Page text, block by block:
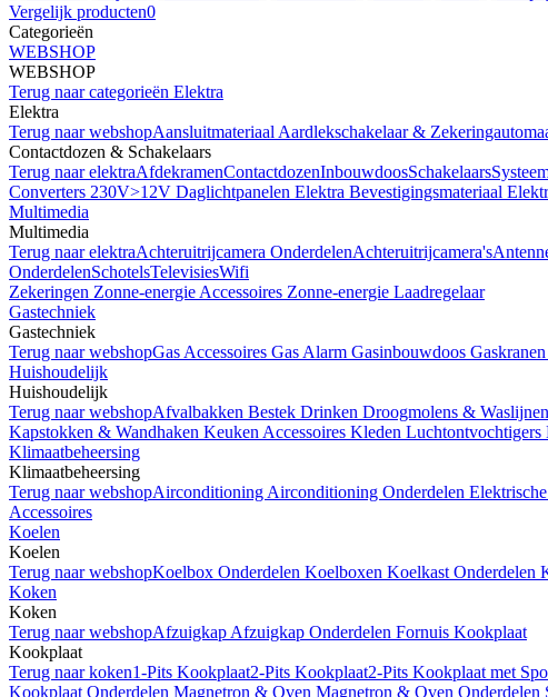
Vergelijk producten0
Categorieën
WEBSHOP
WEBSHOP
Terug naar categorieën Elektra
Elektra
Terug naar webshopAansluitmateriaal Aardlekschakelaar &
Contactdozen & Schakelaars
Terug naar elektraAfdekramenContactdozenInbouwdoosSchakelaars
Converters 230V>12V Daglichtpanelen Elektra Bevestigingsmateriaal
Multimedia
Multimedia
Terug naar elektraAchteruitrijcamera OnderdelenAchteruitrijcamera's
OnderdelenSchotelsTelevisiesWifi
Zekeringen Zonne-energie Accessoires Zonne-energie Laadregelaar
Gastechniek
Gastechniek
Terug naar webshopGas Accessoires Gas Alarm Gasinbouwdoos Gaskranen
Huishoudelijk
Huishoudelijk
Terug naar webshopAfvalbakken Bestek Drinken Droogmolens & Waslijnen
Kapstokken & Wandhaken Keuken Accessoires Kleden Luchtontvochtigers
Klimaatbeheersing
Klimaatbeheersing
Terug naar webshopAirconditioning Airconditioning Onderdelen
Accessoires
Koelen
Koelen
Terug naar webshopKoelbox Onderdelen Koelboxen Koelkast Onderdelen
Koken
Koken
Terug naar webshopAfzuigkap Afzuigkap Onderdelen Fornuis Kookplaat
Kookplaat
Terug naar koken1-Pits Kookplaat2-Pits Kookplaat2-Pits Kookplaat met
Kookplaat Onderdelen Magnetron & Oven Magnetron & Oven Onderdelen